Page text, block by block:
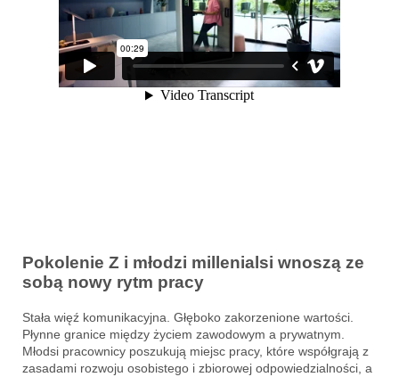
Pokolenie Z i młodzi millenialsi wnoszą ze
sobą nowy rytm pracy
Stała więź komunikacyjna. Głęboko zakorzenione wartości.
Płynne granice między życiem zawodowym a prywatnym.
Młodsi pracownicy poszukują miejsc pracy, które współgrają z
zasadami rozwoju osobistego i zbiorowej odpowiedzialności, a